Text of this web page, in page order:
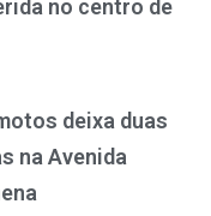
no centro de
deixa duas
na Avenida